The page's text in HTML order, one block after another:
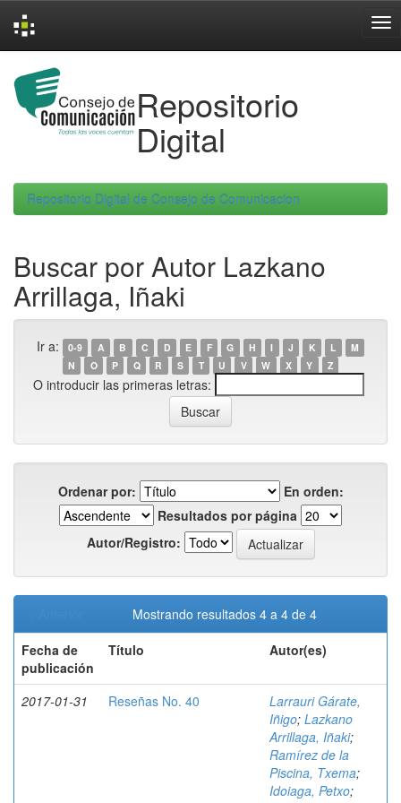
navigation
Repositorio
Digital
Repositorio Digital de Consejo de Comunicacion
Buscar por Autor Lazkano
Arrillaga, Iñaki
Ir a: 0-9 A B C D E F G H I J K L
M
N
O P Q R S T U V W X Y Z
O introducir las primeras letras:
Ordenar por:
En orden:
Resultados por página
Autor/Registro:
Mostrando resultados 4 a 4 de 4
Fecha de
publicación
Título Autor(es)
2017-01-31 Reseñas No. 40
Larrauri Gárate,
Iñigo; Lazkano
Arrillaga, Iñaki;
Ramírez de la
Piscina, Txema;
Idoiaga, Petxo;